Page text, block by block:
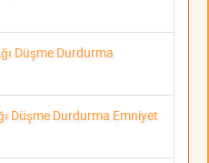
Düşme Durdurma
Düşme Durdurma Emniyet